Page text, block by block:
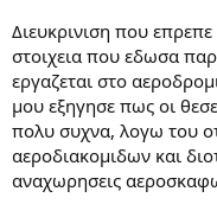
Διευκρινιση που
στοιχεια που εδωσα
εργαζεται στο
μου εξηγησε πως οι
πολυ συχνα, λογω του
αεροδιακομιδων και
αναχωρησεις